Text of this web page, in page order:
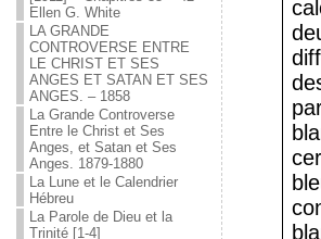
Ellen G. White
LA GRANDE
CONTROVERSE ENTRE
LE CHRIST ET SES
ANGES ET SATAN ET SES
ANGES. – 1858
La Grande Controverse
Entre le Christ et Ses
Anges, et Satan et Ses
Anges. 1879-1880
La Lune et le Calendrier
Hébreu
La Parole de Dieu et la
Trinité [1-4]